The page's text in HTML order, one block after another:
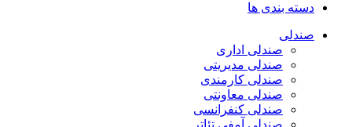
دسته بندی ها
صندلی
صندلی اداری
صندلی مدیریتی
صندلی کارمندی
صندلی معاونتی
صندلی کنفرانسی
صندلی آمفی تئاتر